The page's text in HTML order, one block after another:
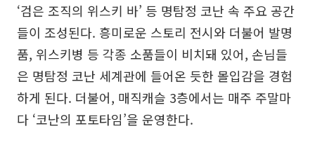
‘검은 조직의 위스키 바’ 등 명탐정 코난 속 주요 공간
들이 조성된다. 흥미로운 스토리 전시와 더불어 발명
품, 위스키병 등 각종 소품들이 비치돼 있어, 손님들
은 명탐정 코난 세계관에 들어온 듯한 몰입감을 경험
하게 된다. 더불어, 매직캐슬 3층에서는 매주 주말마
다 ‘코난의 포토타임’을 운영한다.